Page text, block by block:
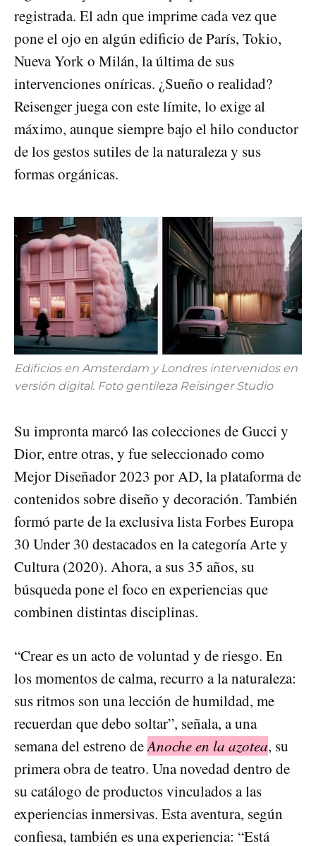
registrada. El adn que imprime cada vez que
pone el ojo en algún edificio de París, Tokio,
Nueva York o Milán, la última de sus
intervenciones oníricas. ¿Sueño o realidad?
Reisenger juega con este límite, lo exige al
máximo, aunque siempre bajo el hilo conductor
de los gestos sutiles de la naturaleza y sus
formas orgánicas.
Edificios en Amsterdam y Londres intervenidos en
versión digital. Foto gentileza Reisinger Studio
Su impronta marcó las colecciones de Gucci y
Dior, entre otras, y fue seleccionado como
Mejor Diseñador 2023 por AD, la plataforma de
contenidos sobre diseño y decoración. También
formó parte de la exclusiva lista Forbes Europa
30 Under 30 destacados en la categoría Arte y
Cultura (2020). Ahora, a sus 35 años, su
búsqueda pone el foco en experiencias que
combinen distintas disciplinas.
“Crear es un acto de voluntad y de riesgo. En
los momentos de calma, recurro a la naturaleza:
sus ritmos son una lección de humildad, me
recuerdan que debo soltar”, señala, a una
semana del estreno deAnoche en la azotea, su
primera obra de teatro. Una novedad dentro de
su catálogo de productos vinculados a las
experiencias inmersivas. Esta aventura, según
confiesa, también es una experiencia: “Está